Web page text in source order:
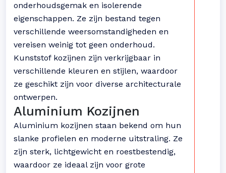
onderhoudsgemak en isolerende
eigenschappen. Ze zijn bestand tegen
verschillende weersomstandigheden en
vereisen weinig tot geen onderhoud.
Kunststof kozijnen zijn verkrijgbaar in
verschillende kleuren en stijlen, waardoor
ze geschikt zijn voor diverse architecturale
ontwerpen.
Aluminium Kozijnen
Aluminium kozijnen staan bekend om hun
slanke profielen en moderne uitstraling. Ze
zijn sterk, lichtgewicht en roestbestendig,
waardoor ze ideaal zijn voor grote